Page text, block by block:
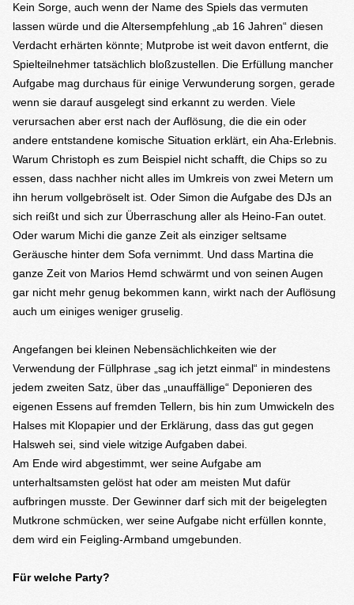
Kein Sorge, auch wenn der Name des Spiels das vermuten
lassen würde und die Altersempfehlung „ab 16 Jahren“ diesen
Verdacht erhärten könnte; Mutprobe ist weit davon entfernt, die
Spielteilnehmer tatsächlich bloßzustellen. Die Erfüllung mancher
Aufgabe mag durchaus für einige Verwunderung sorgen, gerade
wenn sie darauf ausgelegt sind erkannt zu werden. Viele
verursachen aber erst nach der Auflösung, die die ein oder
andere entstandene komische Situation erklärt, ein Aha-Erlebnis.
Warum Christoph es zum Beispiel nicht schafft, die Chips so zu
essen, dass nachher nicht alles im Umkreis von zwei Metern um
ihn herum vollgebröselt ist. Oder Simon die Aufgabe des DJs an
sich reißt und sich zur Überraschung aller als Heino-Fan outet.
Oder warum Michi die ganze Zeit als einziger seltsame
Geräusche hinter dem Sofa vernimmt. Und dass Martina die
ganze Zeit von Marios Hemd schwärmt und von seinen Augen
gar nicht mehr genug bekommen kann, wirkt nach der Auflösung
auch um einiges weniger gruselig.
Angefangen bei kleinen Nebensächlichkeiten wie der
Verwendung der Füllphrase „sag ich jetzt einmal“ in mindestens
jedem zweiten Satz, über das „unauffällige“ Deponieren des
eigenen Essens auf fremden Tellern, bis hin zum Umwickeln des
Halses mit Klopapier und der Erklärung, dass das gut gegen
Halsweh sei, sind viele witzige Aufgaben dabei.
Am Ende wird abgestimmt, wer seine Aufgabe am
unterhaltsamsten gelöst hat oder am meisten Mut dafür
aufbringen musste. Der Gewinner darf sich mit der beigelegten
Mutkrone schmücken, wer seine Aufgabe nicht erfüllen konnte,
dem wird ein Feigling-Armband umgebunden.
Für welche Party?